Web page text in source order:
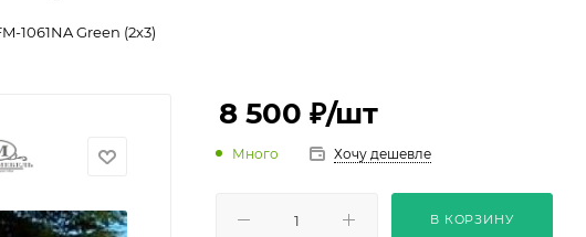
1061NA Green (2х3)
8 500 ₽/шт
Много Хочу дешевле
В КОРЗИНУ